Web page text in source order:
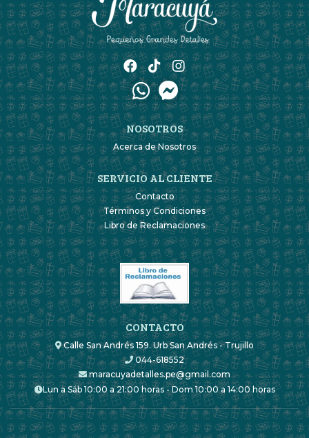
NOSOTROS
Acerca de Nosotros
SERVICIO AL CLIENTE
Contacto
Términos y Condiciones
Libro de Reclamaciones
CONTACTO
Calle San Andrés 159. Urb San Andrés - Trujillo
044-618552
maracuyadetalles.pe@gmail.com
Lun a Sáb 10:00 a 21:00 horas - Dom 10:00 a 14:00 horas